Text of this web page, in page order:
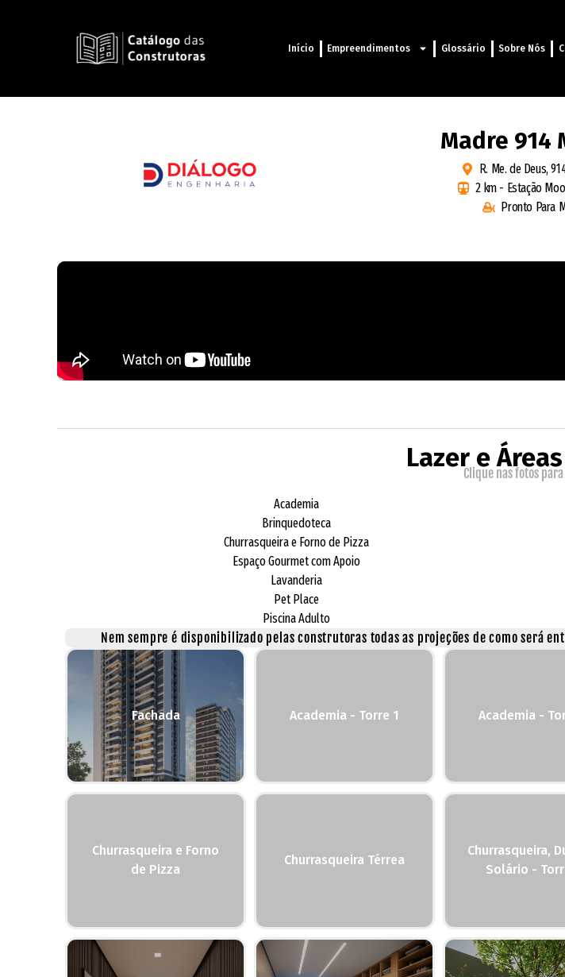
Início Empreendimentos Glossário Sobre Nós
Madre 914
R. Me. de Deus,
2 km - Estação
Pronto Para
Lazer e
Clique nas fotos
Academia
Brinquedoteca
Churrasqueira e Forno de Pizza
Espaço Gourmet com Apoio
Lavanderia
Pet Place
Piscina Adulto
Nem sempre é disponibilizado pelas construtoras todas as projeções de como será
Fachada Academia - Torre 1 Academia -
Churrasqueira e Forno
de Pizza
Churrasqueira Térrea
Churrasqueira,
Solário -